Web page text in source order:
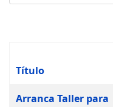
Título
Arranca Taller para